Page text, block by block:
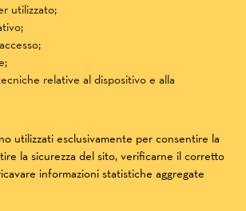
utilizzato;
relative al dispositivo e alla
utilizzati esclusivamente per consentire la
la sicurezza del sito, verificarne il corretto
informazioni statistiche aggregate